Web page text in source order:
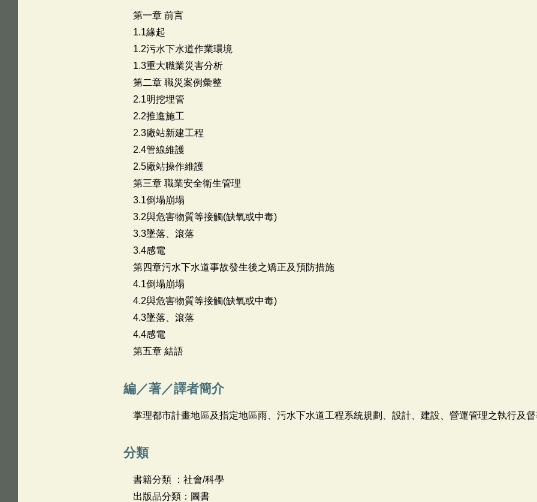
第一章 前言
1.1緣起
1.2污水下水道作業環境
1.3重大職業災害分析
第二章 職災案例彙整
2.1明挖埋管
2.2推進施工
2.3廠站新建工程
2.4管線維護
2.5廠站操作維護
第三章 職業安全衛生管理
3.1倒塌崩塌
3.2與危害物質等接觸(缺氧或中毒)
3.3墜落、滾落
3.4感電
第四章污水下水道事故發生後之矯正及預防措施
4.1倒塌崩塌
4.2與危害物質等接觸(缺氧或中毒)
4.3墜落、滾落
4.4感電
第五章 結語
編／著／譯者簡介
掌理都市計畫地區及指定地區雨、污水下水道工程系統規劃、設計、建設、營運管理之執行及
分類
書籍分類 ：社會/科學
出版品分類：圖書